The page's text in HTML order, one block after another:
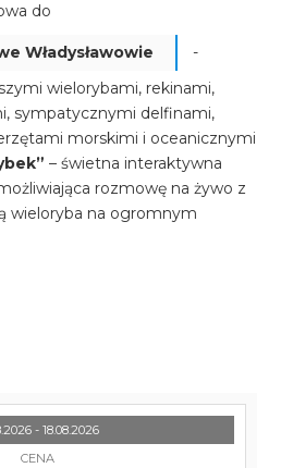
do
Władysławowie
-
wielorybami, rekinami,
sympatycznymi delfinami,
morskimi i oceanicznymi
– świetna interaktywna
rozmowę na żywo z
wieloryba na ogromnym
- 18.08.2026
CENA